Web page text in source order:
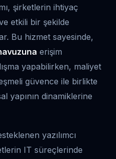
şirketlerin ihtiyaç
etkili bir şekilde
Bu hizmet sayesinde,
erişim
yapabilirken, maliyet
güvence ile birlikte
yapının dinamiklerine
yazılımcı
IT süreçlerinde